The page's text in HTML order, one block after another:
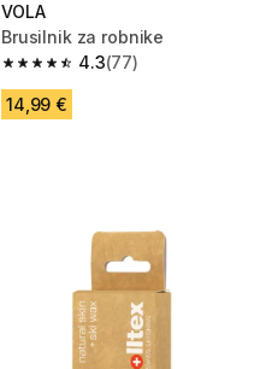
VOLA
Brusilnik za robnike
4.3
4.3 od 5 zvezdic from 77 ocene
(77)
14,99 €